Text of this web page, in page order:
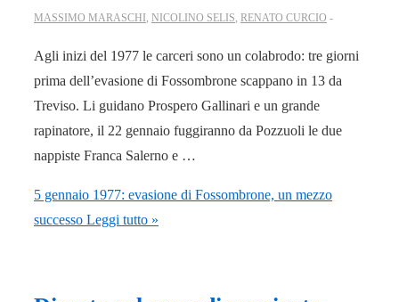
MASSIMO MARASCHI, NICOLINO SELIS, RENATO CURCIO
Agli inizi del 1977 le carceri sono un colabrodo: tre giorni
prima dell’evasione di Fossombrone scappano in 13 da
Treviso. Li guidano Prospero Gallinari e un grande
rapinatore, il 22 gennaio fuggiranno da Pozzuoli le due
nappiste Franca Salerno e …
5 gennaio 1977: evasione di Fossombrone, un mezzo
successo Leggi tutto »